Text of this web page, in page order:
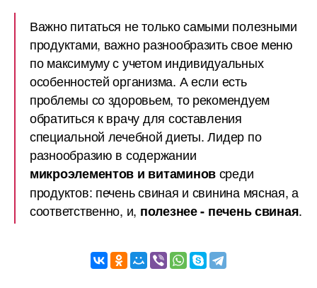
Важно питаться не только самыми полезными
продуктами, важно разнообразить свое меню
по максимуму с учетом индивидуальных
особенностей организма. А если есть
проблемы со здоровьем, то рекомендуем
обратиться к врачу для составления
специальной лечебной диеты. Лидер по
разнообразию в содержании
микроэлементов и витаминовсреди
продуктов: печень свиная и свинина мясная, а
соответственно, и, полезнее - печень свиная.